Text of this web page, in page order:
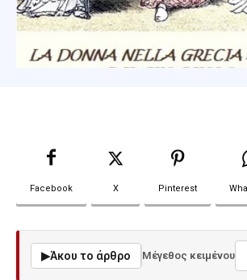
Facebook X Pinterest
▶Άκου το άρθρο Μέγεθος κειμένου